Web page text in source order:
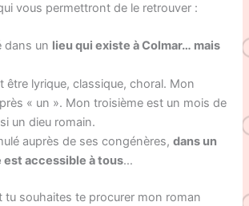
vous permettront de le retrouver :
dans un lieu qui existe à Colmar… mais
être lyrique, classique, choral. Mon
« un ». Mon troisième est un mois de
un dieu romain.
auprès de ses congénères,dans un
est accessible à tous…
tu souhaites te procurer mon roman